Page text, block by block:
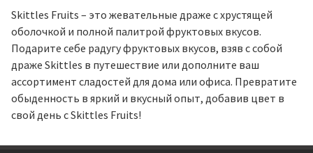
Skittles Fruits – это жевательные драже с хрустящей
оболочкой и полной палитрой фруктовых вкусов.
Подарите себе радугу фруктовых вкусов, взяв с собой
драже Skittles в путешествие или дополните ваш
ассортимент сладостей для дома или офиса. Превратите
обыденность в яркий и вкусный опыт, добавив цвет в
свой день с Skittles Fruits!